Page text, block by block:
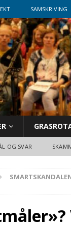
SAMSKRIVING
OG SVAR